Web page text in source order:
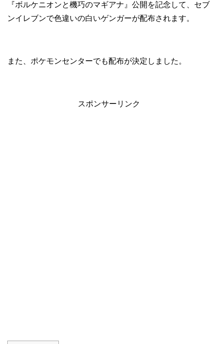
『ボルケニオンと機巧のマギアナ』公開を記念して、セブ
ンイレブンで色違いの白いゲンガーが配布されます。
また、ポケモンセンターでも配布が決定しました。
スポンサーリンク